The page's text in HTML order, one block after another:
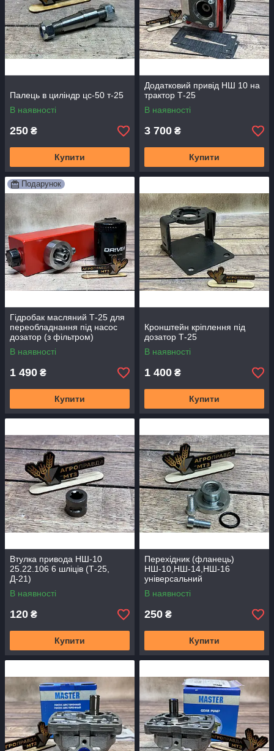
Палець в циліндр цс-50 т-25
В наявності
250 ₴
Купити
Додатковий привід НШ 10 на
трактор Т-25
В наявності
3 700 ₴
Купити
Подарунок
Гідробак масляний Т-25 для
переобладнання під насос
дозатор (з фільтром)
В наявності
1 490 ₴
Купити
Кронштейн кріплення під
дозатор Т-25
В наявності
1 400 ₴
Купити
Втулка привода НШ-10
25.22.106 6 шліців (Т-25,
Д-21)
В наявності
120 ₴
Купити
Перехідник (фланець)
НШ-10,НШ-14,НШ-16
універсальний
В наявності
250 ₴
Купити